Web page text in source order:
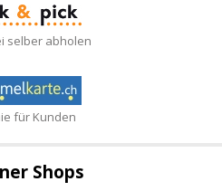
selber abholen
für Kunden
Shops